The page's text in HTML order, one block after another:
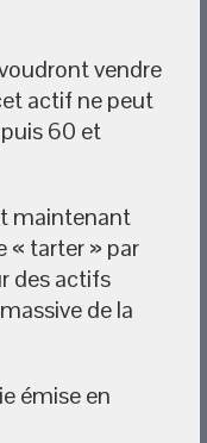
vendre
actif ne peut
60 et
maintenant
« tarter » par
des actifs
de la
émise en